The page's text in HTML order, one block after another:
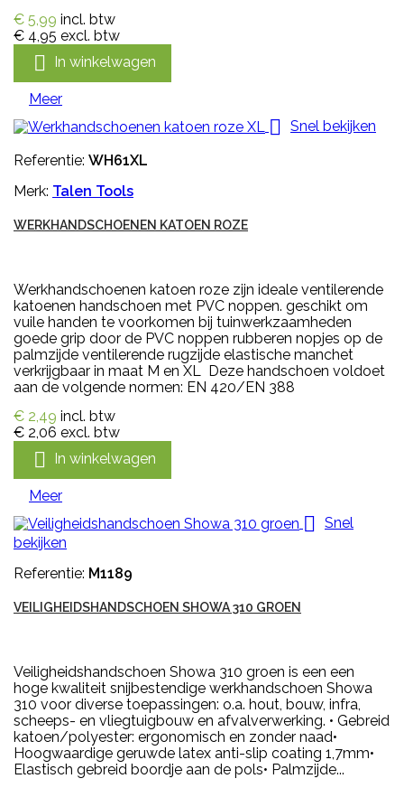
€ 5,99 incl. btw
€ 4,95 excl. btw
 In winkelwagen
Meer
 Snel bekijken
Referentie: WH61XL
Merk: Talen Tools
WERKHANDSCHOENEN KATOEN ROZE
Werkhandschoenen katoen roze zijn ideale ventilerende
katoenen handschoen met PVC noppen. geschikt om
vuile handen te voorkomen bij tuinwerkzaamheden
goede grip door de PVC noppen rubberen nopjes op de
palmzijde ventilerende rugzijde elastische manchet
verkrijgbaar in maat M en XL Deze handschoen voldoet
aan de volgende normen: EN 420/EN 388
€ 2,49 incl. btw
€ 2,06 excl. btw
 In winkelwagen
Meer
 Snel
bekijken
Referentie: M1189
VEILIGHEIDSHANDSCHOEN SHOWA 310 GROEN
Veiligheidshandschoen Showa 310 groen is een een
hoge kwaliteit snijbestendige werkhandschoen Showa
310 voor diverse toepassingen: o.a. hout, bouw, infra,
scheeps- en vliegtuigbouw en afvalverwerking. • Gebreid
katoen/polyester: ergonomisch en zonder naad•
Hoogwaardige geruwde latex anti-slip coating 1,7mm•
Elastisch gebreid boordje aan de pols• Palmzijde...